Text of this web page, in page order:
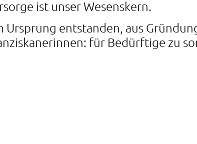
ist unser Wesenskern.
Ursprung entstanden, aus
für Bedürftige zu